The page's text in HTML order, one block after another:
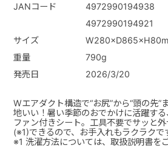
JANコード
4972990194938
4972990194921
サイズ
重量
790g
発売日
2026/3/20
Wエアダクト構造で“お尻”から“頭の先”
地いい！暑い季節のおでかけに活躍す
ファン付きシート。工具不要でサッと
(※1)できるので、お手入れもラクラクで
※1 洗濯方法については、取扱説明書を